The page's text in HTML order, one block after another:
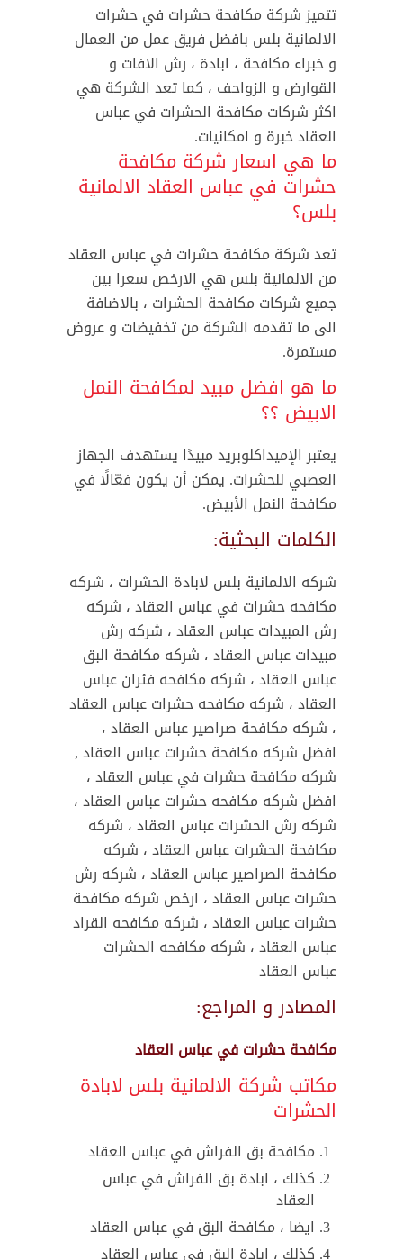
تتميز شركة مكافحة حشرات في حشرات
الالمانية بلس بافضل فريق عمل من العمال
و خبراء مكافحة ، ابادة ، رش الافات و
القوارض و الزواحف ، كما تعد الشركة هي
اكثر شركات مكافحة الحشرات في عباس
العقاد خبرة و امكانيات.
ما هي اسعار شركة مكافحة
حشرات في عباس العقاد الالمانية
بلس؟
تعد شركة مكافحة حشرات في عباس العقاد
من الالمانية بلس هي الارخص سعرا بين
جميع شركات مكافحة الحشرات ، بالاضافة
الى ما تقدمه الشركة من تخفيضات و عروض
مستمرة.
ما هو افضل مبيد لمكافحة النمل
الابيض ؟؟
يعتبر الإميداكلوبريد مبيدًا يستهدف الجهاز
العصبي للحشرات. يمكن أن يكون فعّالًا في
مكافحة النمل الأبيض.
الكلمات البحثية:
شركه الالمانية بلس لابادة الحشرات ، شركه
مكافحه حشرات في عباس العقاد ، شركه
رش المبيدات عباس العقاد ، شركه رش
مبيدات عباس العقاد ، شركه مكافحة البق
عباس العقاد ، شركه مكافحه فئران عباس
العقاد ، شركه مكافحه حشرات عباس العقاد
، شركه مكافحة صراصير عباس العقاد ،
افضل شركه مكافحة حشرات عباس العقاد ,
شركه مكافحة حشرات في عباس العقاد ،
افضل شركه مكافحه حشرات عباس العقاد ،
شركه رش الحشرات عباس العقاد ، شركه
مكافحة الحشرات عباس العقاد ، شركه
مكافحة الصراصير عباس العقاد ، شركه رش
حشرات عباس العقاد ، ارخص شركه مكافحة
حشرات عباس العقاد ، شركه مكافحه القراد
عباس العقاد ، شركه مكافحه الحشرات
عباس العقاد
المصادر و المراجع:
مكافحة حشرات في عباس العقاد
مكاتب شركة الالمانية بلس لابادة
الحشرات
مكافحة بق الفراش في عباس العقاد
كذلك ، ابادة بق الفراش في عباس
العقاد
ايضا ، مكافحة البق في عباس العقاد
كذلك ، ابادة البق في عباس العقاد